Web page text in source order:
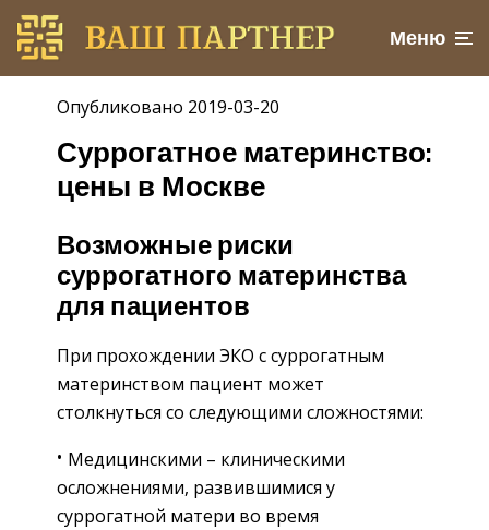
Меню
Опубликовано 2019-03-20
Суррогатное материнство:
цены в Москве
Возможные риски
суррогатного материнства
для пациентов
При прохождении ЭКО с суррогатным
материнством пациент может
столкнуться со следующими сложностями:
Медицинскими – клиническими
осложнениями, развившимися у
суррогатной матери во время